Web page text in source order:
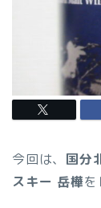
今回は、 国分
スキー 岳樺を